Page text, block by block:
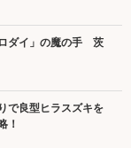
ダイ」の魔の手 茨
で良型ヒラスズキを
！